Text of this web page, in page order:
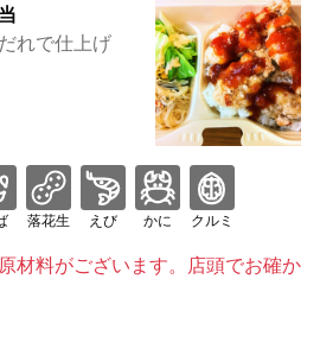
れで仕上げ
落花生 えび かに クルミ
材料がございます。店頭でお確か